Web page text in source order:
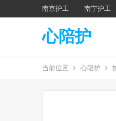
南京护工 南宁护工
心陪护
当前位置 心陪护